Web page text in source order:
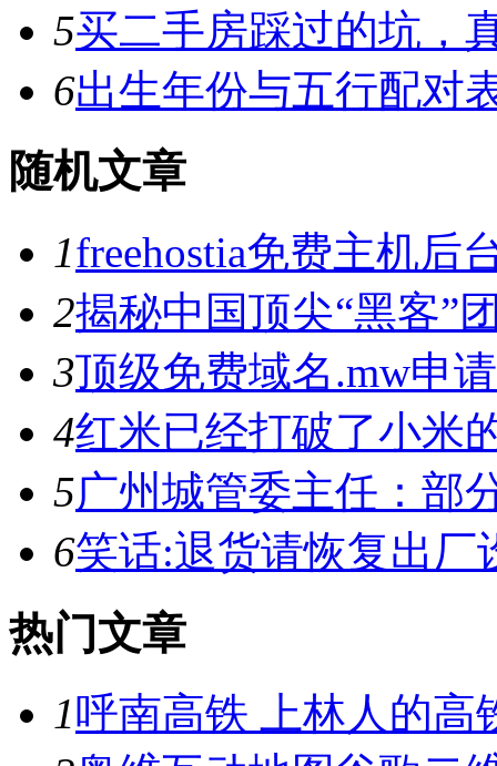
5买二手房踩过的坑，
6出生年份与五行配对
随机文章
1freehostia免费主机后
2揭秘中国顶尖“黑客”
3顶级免费域名.mw申
4红米已经打破了小米
5广州城管委主任：部
6笑话:退货请恢复出厂
热门文章
1呼南高铁 上林人的高